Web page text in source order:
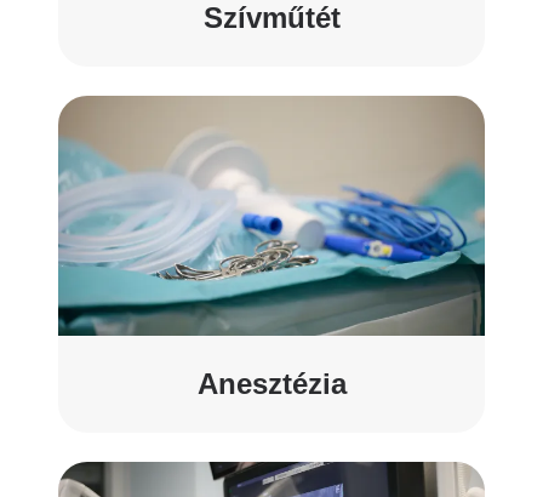
Szívműtét
Anesztézia